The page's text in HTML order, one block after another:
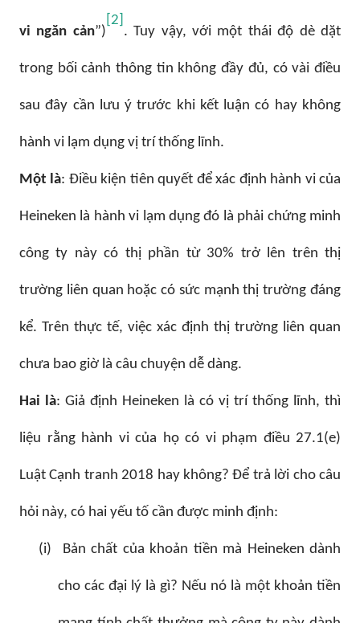
vi ngăn cản”)
[2]
. Tuy vậy, với một thái độ dè dặt
trong bối cảnh thông tin không đầy đủ, có vài điều
sau đây cần lưu ý trước khi kết luận có hay không
hành vi lạm dụng vị trí thống lĩnh.
Một là: Điều kiện tiên quyết để xác định hành vi của
Heineken là hành vi lạm dụng đó là phải chứng minh
công ty này có thị phần từ 30% trở lên trên thị
trường liên quan hoặc có sức mạnh thị trường đáng
kể. Trên thực tế, việc xác định thị trường liên quan
chưa bao giờ là câu chuyện dễ dàng.
Hai là: Giả định Heineken là có vị trí thống lĩnh, thì
liệu rằng hành vi của họ có vi phạm điều 27.1(e)
Luật Cạnh tranh 2018 hay không? Để trả lời cho câu
hỏi này, có hai yếu tố cần được minh định:
(i) Bản chất của khoản tiền mà Heineken dành
cho các đại lý là gì? Nếu nó là một khoản tiền